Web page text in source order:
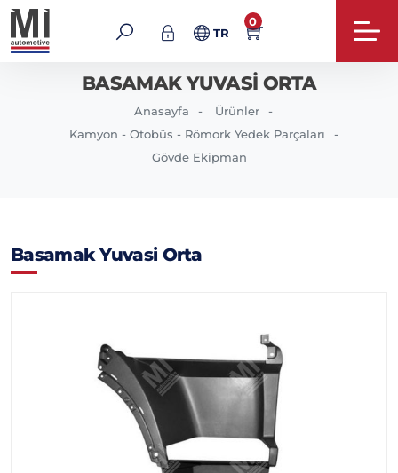
TR
0
BASAMAK YUVASI ORTA
Anasayfa
Ürünler
Kamyon - Otobüs - Römork Yedek Parçaları
Gövde Ekipman
Basamak Yuvasi Orta